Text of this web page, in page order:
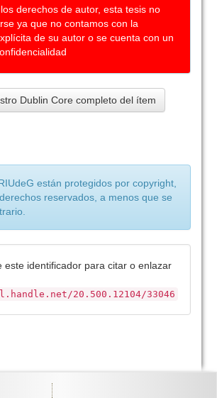
derechos de autor, esta tesis no
ya que no contamos con la
de su autor o se cuenta con un
Dublin Core completo del ítem
están protegidos por copyright,
reservados, a menos que se
este identificador para citar o enlazar
20.500.12104/33046